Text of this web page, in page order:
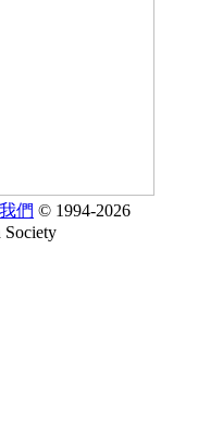
們 © 1994-2026
Society